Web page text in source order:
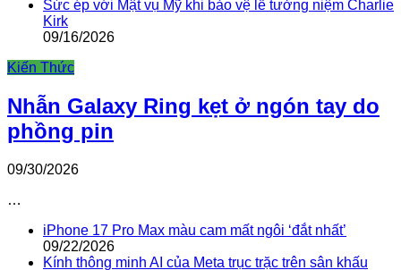
Sức ép với Mật vụ Mỹ khi bảo vệ lễ tưởng niệm Charlie
Kirk
09/16/2026
Kiến Thức
Nhẫn Galaxy Ring kẹt ở ngón tay do
phồng pin
09/30/2026
…
iPhone 17 Pro Max màu cam mất ngôi ‘đắt nhất’
09/22/2026
Kính thông minh AI của Meta trục trặc trên sân khấu